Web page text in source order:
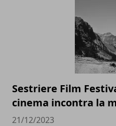
Sestriere Film
cinema incontra la
21/12/2023